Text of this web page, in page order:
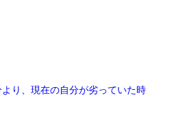
り、現在の自分が劣っていた時